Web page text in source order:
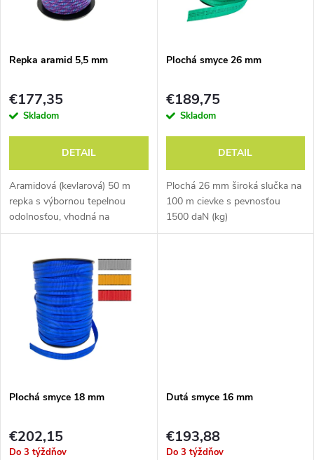
e
p
r
o
d
v
s
p
r
d
u
Repka aramid 5,5 mm
€177,35
Skladom
DETAIL
Aramidová (kevlarová) 50 m
repka s výbornou tepelnou
odolnosťou, vhodná na
prusíkovanie.
Plochá smyce 26 mm
€189,75
Skladom
DETAIL
Plochá 26 mm široká slučka na
100 m cievke s pevnosťou
1500 daN (kg)
Plochá smyce 18 mm
€202,15
Do 3 týždňov
Dutá smyce 16 mm
€193,88
Do 3 týždňov